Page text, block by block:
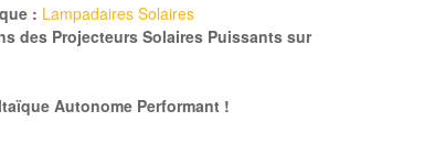
: Lampadaires Solaires
des Projecteurs Solaires Puissants sur
Autonome Performant !